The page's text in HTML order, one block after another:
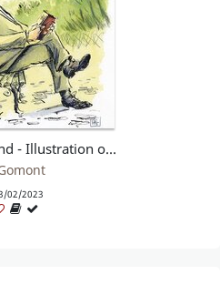
Pereira Prétend - Illustration originale pour ex-libris
02/2023